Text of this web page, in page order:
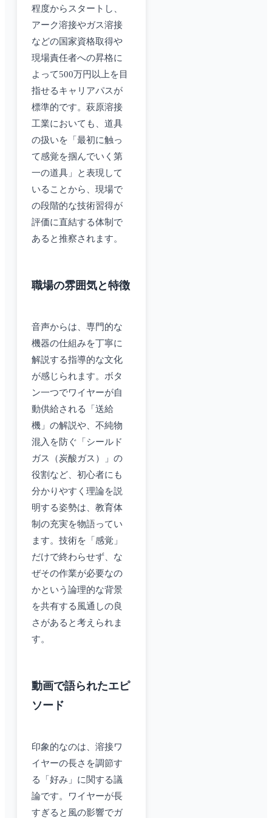
程度からスタートし、
アーク溶接やガス溶接
などの国家資格取得や
現場責任者への昇格に
よって500万円以上を目
指せるキャリアパスが
標準的です。萩原溶接
工業においても、道具
の扱いを「最初に触っ
て感覚を掴んでいく第
一の道具」と表現して
いることから、現場で
の段階的な技術習得が
評価に直結する体制で
あると推察されます。
職場の雰囲気と特徴
音声からは、専門的な
機器の仕組みを丁寧に
解説する指導的な文化
が感じられます。ボタ
ン一つでワイヤーが自
動供給される「送給
機」の解説や、不純物
混入を防ぐ「シールド
ガス（炭酸ガス）」の
役割など、初心者にも
分かりやすく理論を説
明する姿勢は、教育体
制の充実を物語ってい
ます。技術を「感覚」
だけで終わらせず、な
ぜその作業が必要なの
かという論理的な背景
を共有する風通しの良
さがあると考えられま
す。
動画で語られたエピ
ソード
印象的なのは、溶接ワ
イヤーの長さを調節す
る「好み」に関する議
論です。ワイヤーが長
すぎると風の影響でガ